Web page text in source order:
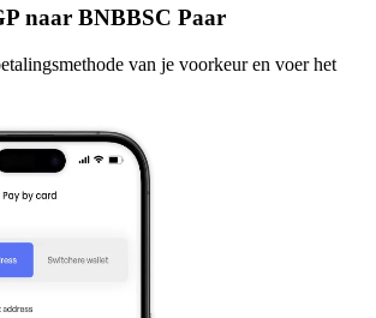
naar BNBBSC Paar
van je voorkeur en voer het